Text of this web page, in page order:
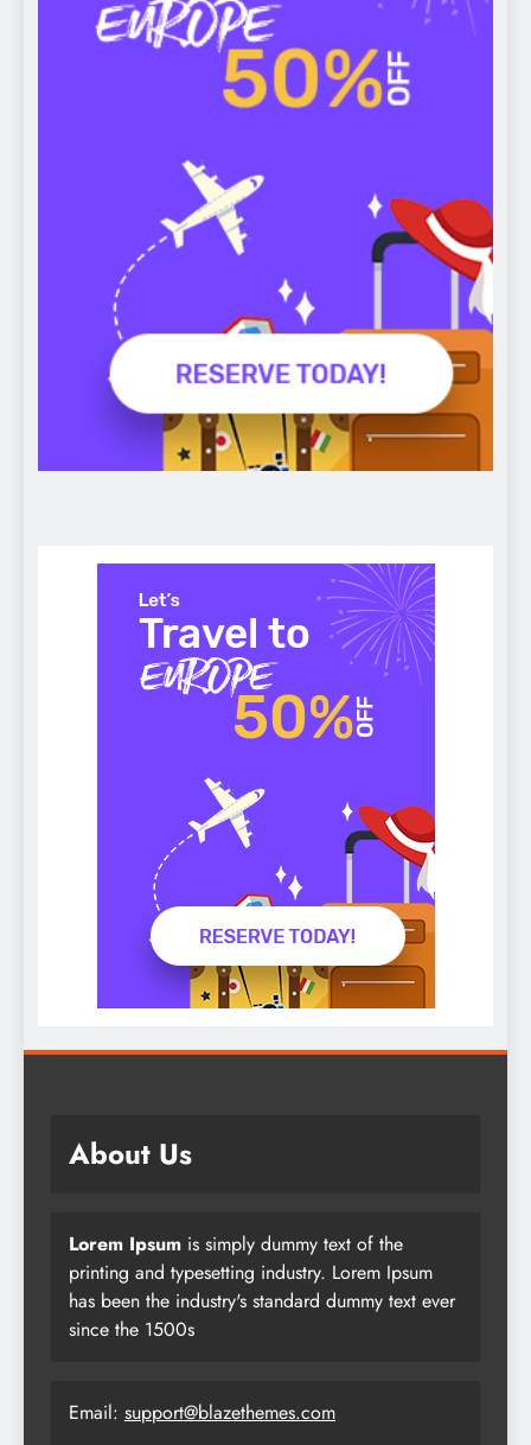
About Us
Lorem Ipsum is simply dummy text of the
printing and typesetting industry. Lorem Ipsum
has been the industry's standard dummy text ever
since the 1500s
Email: support@blazethemes.com